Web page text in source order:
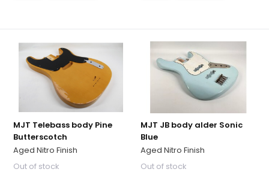
MJT Telebass body Pine
Butterscotch
Aged Nitro Finish
Out of stock
MJT JB body alder Sonic
Blue
Aged Nitro Finish
Out of stock